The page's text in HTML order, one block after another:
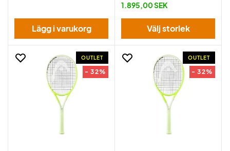
Lägg i varukorg
1.895,00 SEK
Välj storlek
OUTLET
- 32%
OUTLET
- 32%